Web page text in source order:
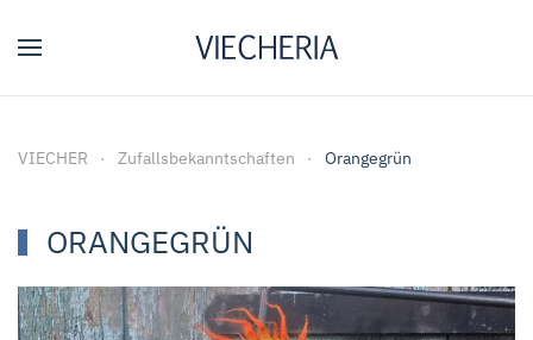
VIECHER Zufallsbekanntschaften Orangegrün
ORANGEGRÜN